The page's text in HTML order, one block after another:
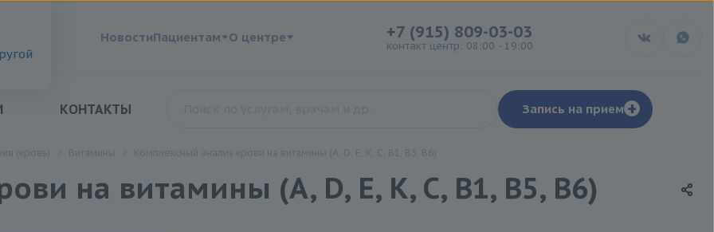
НовостиПациентам О центре +7 (915) 809-03-03
контакт центр: 08:00 - 19:00
КОНТАКТЫ Запись на прием +
на витамины (A, D, E, K, C, B1, B5, B6)